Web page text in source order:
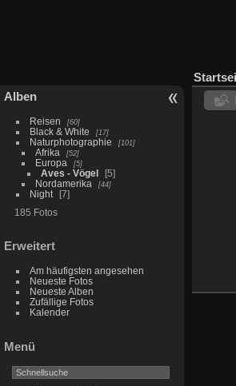
Alben
Reisen 60
Black & White 17
Naturphotographie 101
Afrika 52
Europa 5
Aves - Vögel
5
Nordamerika
44
Night
7
185 Fotos
Erweitert
Am häufigsten angesehen
Neueste Fotos
Neueste Alben
Zufällige Fotos
Kalender
Menü